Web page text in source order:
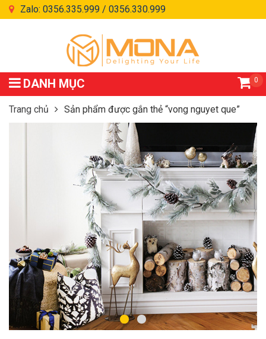
Zalo: 0356.335.999 / 0356.330.999
DANH MỤC 0
Trang chủ Sản phẩm được gắn thẻ “vong nguyet que”